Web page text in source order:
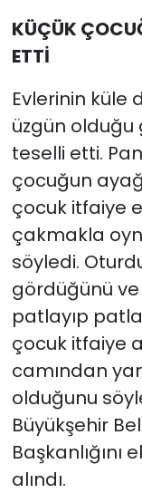
KÜÇÜK
ETTİ
Evlerinin küle
üzgün olduğu
teselli etti.
çocuğun
çocuk itfaiye
çakmakla
söyledi.
gördüğünü
patlayıp
çocuk itfaiye
camından
olduğunu
Büyükşehir
alındı.